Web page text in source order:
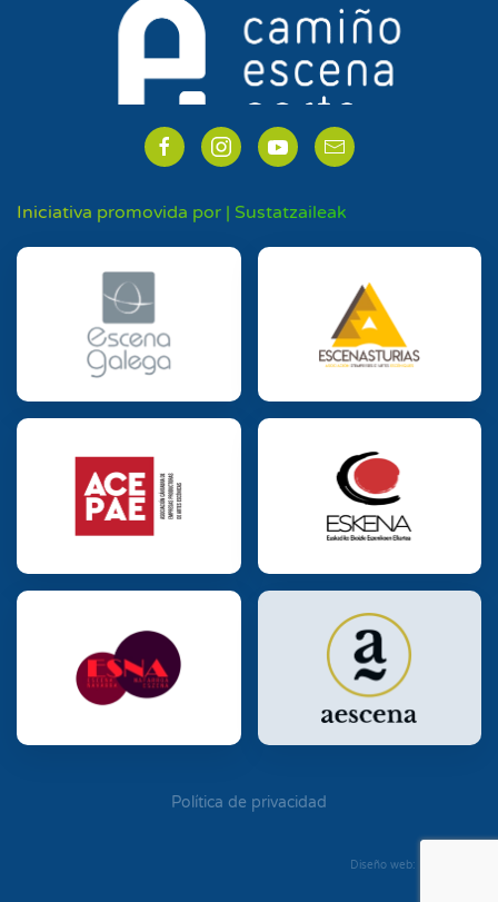
Iniciativa promovida por | Sustatzaileak
Política de privacidad
Diseño web: Diego Seixo